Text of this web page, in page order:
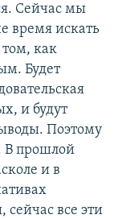
Сейчас мы
время искать
как
Будет
и будут
Поэтому
В прошлой
и в
все эти